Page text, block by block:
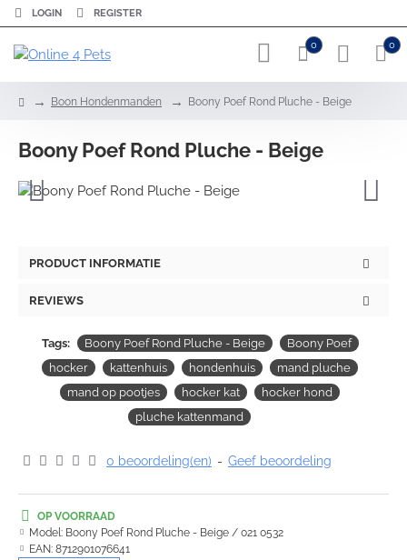
LOGIN REGISTER
0 0
e
Boon Hondenmanden Boony Poef Rond Pluche - Beige
Boony Poef Rond Pluche - Beige
PRODUCT INFORMATIE
REVIEWS
Tags: Boony Poef Rond Pluche - Beige
Boony Poef
hocker
kattenhuis hondenhuis
mand pluche
mand op pootjes
hocker kat
hocker hond
pluche kattenmand
0 beoordeling(en) - Geef beoordeling
OP VOORRAAD
Model: Boony Poef Rond Pluche - Beige / 021 0532
EAN: 8712901076641